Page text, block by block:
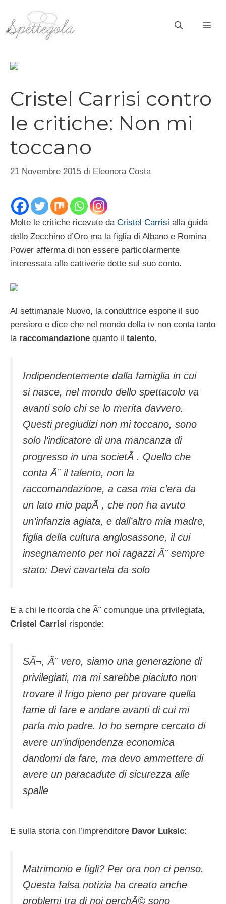
contenuto
Cristel Carrisi contro
le critiche: Non mi
toccano
21 Novembre 2015 di Eleonora Costa
Molte le critiche ricevute da Cristel Carrisi alla guida
dello Zecchino d’Oro ma la figlia di Albano e Romina
Power afferma di non essere particolarmente
interessata alle cattiverie dette sul suo conto.
Al settimanale Nuovo, la conduttrice espone il suo
pensiero e dice che nel mondo della tv non conta tanto
la raccomandazione quanto il talento.
Indipendentemente dalla famiglia in cui
si nasce, nel mondo dello spettacolo va
avanti solo chi se lo merita davvero.
Questi pregiudizi non mi toccano, sono
solo l’indicatore di una mancanza di
progresso in una societÃ . Quello che
conta Ã¨ il talento, non la
raccomandazione, a casa mia c’era da
un lato mio papÃ , che non ha avuto
un’infanzia agiata, e dall’altro mia madre,
figlia della cultura anglosassone, il cui
insegnamento per noi ragazzi Ã¨ sempre
stato: Devi cavartela da solo
E a chi le ricorda che Ã¨ comunque una privilegiata,
Cristel Carrisi risponde:
SÃ¬, Ã¨ vero, siamo una generazione di
privilegiati, ma mi sarebbe piaciuto non
trovare il frigo pieno per provare quella
fame di fare e andare avanti di cui mi
parla mio padre. Io ho sempre cercato di
avere un’indipendenza economica
dandomi da fare, ma devo ammettere di
avere un paracadute di sicurezza alle
spalle
E sulla storia con l’imprenditore Davor Luksic:
Matrimonio e figli? Per ora non ci penso.
Questa falsa notizia ha creato anche
problemi tra di noi perchÃ© sono